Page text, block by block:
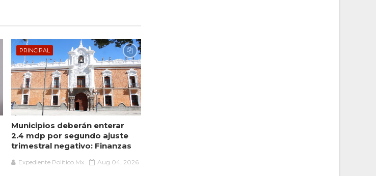
PRINCIPAL
Municipios deberán enterar
2.4 mdp por segundo ajuste
trimestral negativo: Finanzas
Expediente Político.Mx Aug 04, 2026